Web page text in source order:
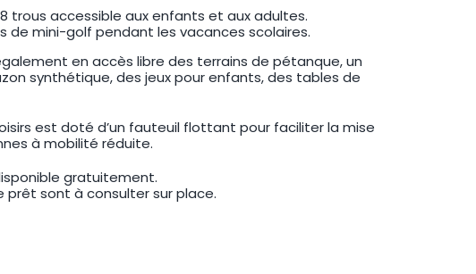
trous accessible aux enfants et aux adultes.
de mini-golf pendant les vacances scolaires.
en accès libre des terrains de pétanque, un
synthétique, des jeux pour enfants, des tables de
est doté d’un fauteuil flottant pour faciliter la mise
à mobilité réduite.
gratuitement.
prêt sont à consulter sur place.